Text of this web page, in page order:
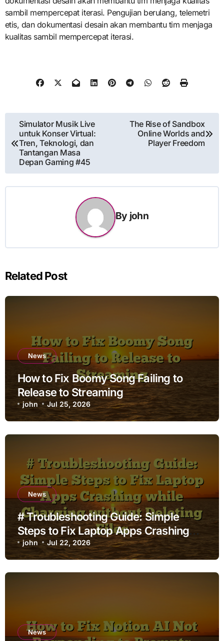
sambil mempercepat iterasi. Pengujian berulang, telemetri
etis, dan dokumentasi desain akan membantu tim menjaga
kualitas sambil mempercepat iterasi.
Post
navigation
Simulator Musik Live
untuk Konser Virtual:
Tren, Teknologi, dan
Tantangan Masa
Depan Gaming #45
The Rise of Sandbox
Online Worlds and
Player Freedom
By john
Related Post
News
How to Fix Boomy Song Failing to
Release to Streaming
john Jul 25, 2026
News
# Troubleshooting Guide: Simple
Steps to Fix Laptop Apps Crashing
while Charging without Deleting Files
john Jul 22, 2026
News